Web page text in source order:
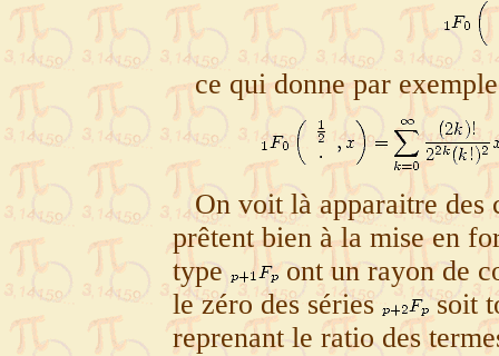
ce qui donne par exemple
On voit là apparaitre des
prêtent bien à la mise en
type
ont un rayon de
le zéro des séries
soit
reprenant le ratio des